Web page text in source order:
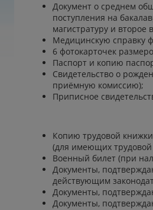
Документ о среднем
поступления на
магистратуру и
Медицинскую справку
6 фотокарточек
Паспорт и копию
Свидетельство о
приёмную комиссию);
Приписное
Копию трудовой
(для имеющих трудовой
Военный билет (при
Документы,
действующим
Документы,
Документы,